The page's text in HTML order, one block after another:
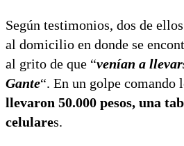
Según testimonios, dos de
al domicilio en donde se
al grito de que “venían a
Gante“. En un golpe comando
llevaron 50.000 pesos, una
celulares.